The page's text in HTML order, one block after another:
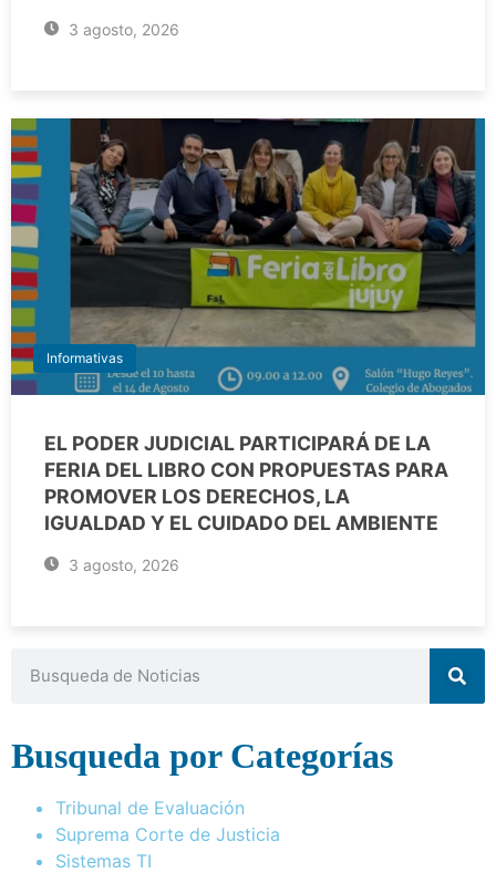
3 agosto, 2026
Informativas
EL PODER JUDICIAL PARTICIPARÁ DE LA
FERIA DEL LIBRO CON PROPUESTAS PARA
PROMOVER LOS DERECHOS, LA
IGUALDAD Y EL CUIDADO DEL AMBIENTE
3 agosto, 2026
Busqueda por Categorías
Tribunal de Evaluación
Suprema Corte de Justicia
Sistemas TI